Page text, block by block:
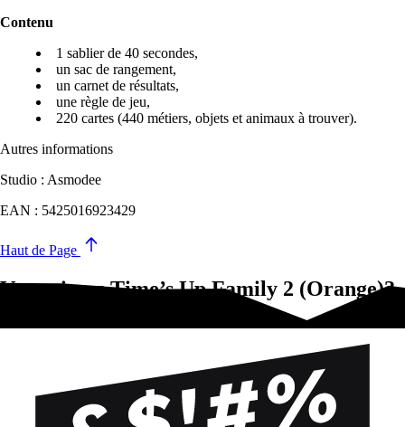
Contenu
1 sablier de 40 secondes,
un sac de rangement,
un carnet de résultats,
une règle de jeu,
220 cartes (440 métiers, objets et animaux à trouver).
Autres informations
Studio : Asmodee
EAN : 5425016923429
Haut de Page
Vous aimez Time’s Up Family 2 (Orange)?